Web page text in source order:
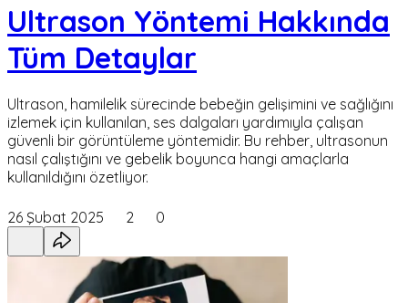
Ultrason Yöntemi Hakkında
Tüm Detaylar
Ultrason, hamilelik sürecinde bebeğin gelişimini ve sağlığını
izlemek için kullanılan, ses dalgaları yardımıyla çalışan
güvenli bir görüntüleme yöntemidir. Bu rehber, ultrasonun
nasıl çalıştığını ve gebelik boyunca hangi amaçlarla
kullanıldığını özetliyor.
26 Şubat 2025 2 0